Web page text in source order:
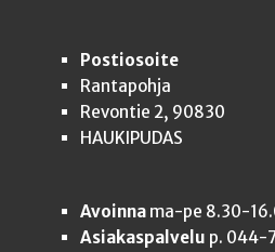
Postiosoite
Rantapohja
Revontie 2, 90830
HAUKIPUDAS
Avoinnama-pe 8.30-
Asiakaspalvelu p. 044-